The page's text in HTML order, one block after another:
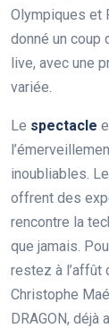
Olympiques et
donné un coup
live, avec une
variée.
Le spectacle
inoubliables.
offrent des
rencontre la
que jamais.
restez à l’affût
Christophe
DRAGON, déjà